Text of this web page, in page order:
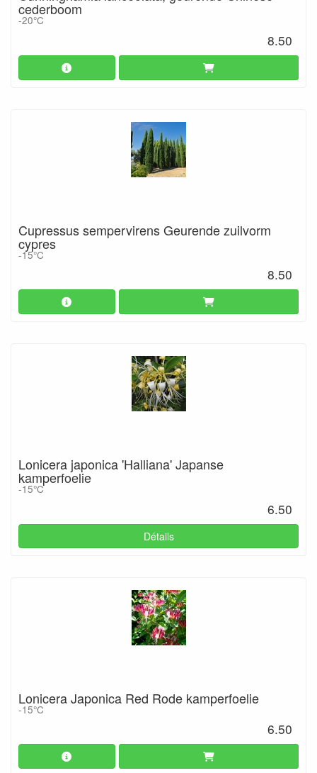
cederboom
-20°C
8.50
Cupressus sempervirens Geurende zuilvorm
cypres
-15°C
8.50
Lonicera japonica 'Halliana' Japanse
kamperfoelie
-15°C
6.50
Détails
Lonicera Japonica Red Rode kamperfoelie
-15°C
6.50